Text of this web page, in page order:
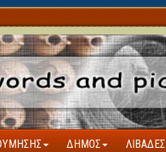
ΔΉΜΟΣ ΛΙΒΆΔΕΣ